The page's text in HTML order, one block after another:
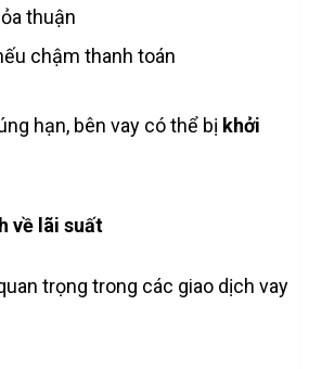
thuận
chậm thanh toán
hạn, bên vay có thể bị khởi
về lãi suất
trọng trong các giao dịch vay